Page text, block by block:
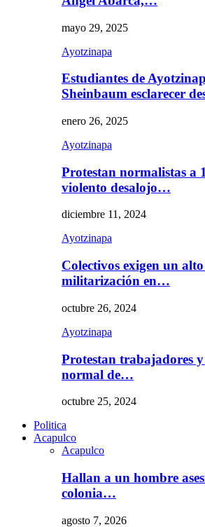
mayo 29, 2025
Ayotzinapa
Estudiantes de
Sheinbaum esclarecer
enero 26, 2025
Ayotzinapa
Protestan normalistas a
violento desalojo…
diciembre 11, 2024
Ayotzinapa
Colectivos exigen un
militarización en…
octubre 26, 2024
Ayotzinapa
Protestan trabajadores y
normal de…
octubre 25, 2024
Politica
Acapulco
Acapulco
Hallan a un hombre
colonia…
agosto 7, 2026